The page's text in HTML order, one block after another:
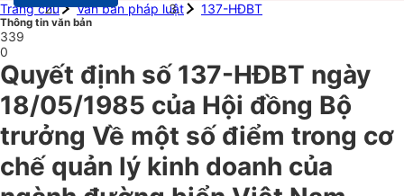
Trang chủ
Văn bản pháp luật 137-HĐBT
Thông tin văn bản
339
0
Quyết định số 137-HĐBT ngày
18/05/1985 của Hội đồng Bộ
trưởng Về một số điểm trong cơ
chế quản lý kinh doanh của